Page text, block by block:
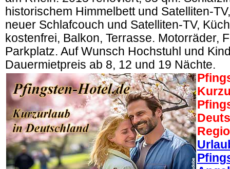
historischem Himmelbett und Satelliten-
neuer Schlafcouch und Satelliten-TV,
kostenfrei, Balkon, Terrasse. Motorräder,
Parkplatz. Auf Wunsch Hochstuhl und
Dauermietpreis ab 8, 12 und 19 Nächte.